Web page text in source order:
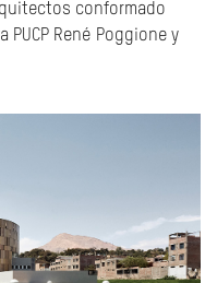
conformado
René Poggione y